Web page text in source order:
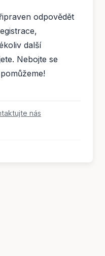
odpovědět
další
Nebojte se
nás